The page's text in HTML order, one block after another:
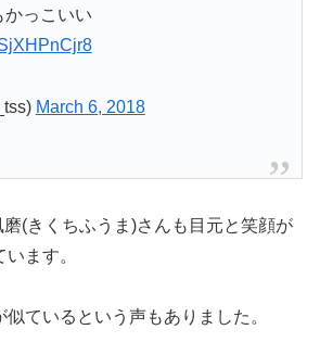
かっこいい
March 6, 2018
(きくちふうま)さんも目元と笑顔が
ます。
似ているという声もありました。